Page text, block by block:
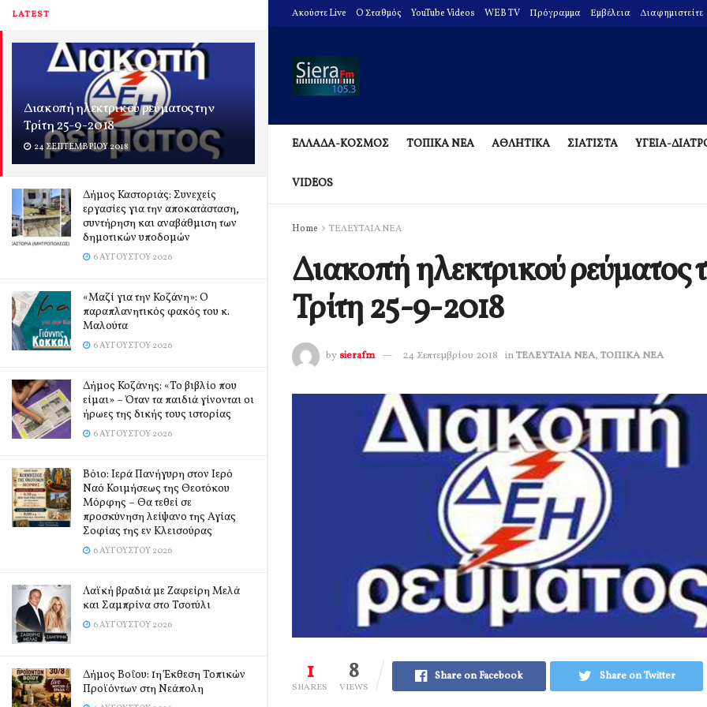
LATEST
Διακοπή ηλεκτρικού ρεύματος την
Τρίτη 25-9-2018
24 ΣΕΠΤΕΜΒΡΊΟΥ 2018
Δήμος Καστοριάς: Συνεχείς
εργασίες για την αποκατάσταση,
συντήρηση και αναβάθμιση των
δημοτικών υποδομών
6 ΑΥΓΟΎΣΤΟΥ 2026
«Μαζί για την Κοζάνη»: Ο
παραπλανητικός φακός του κ.
Μαλούτα
6 ΑΥΓΟΎΣΤΟΥ 2026
Δήμος Κοζάνης: «Το βιβλίο που
είμαι» – Όταν τα παιδιά γίνονται οι
ήρωες της δικής τους ιστορίας
6 ΑΥΓΟΎΣΤΟΥ 2026
Βόιο: Ιερά Πανήγυρη στον Ιερό
Ναό Κοιμήσεως της Θεοτόκου
Μόρφης – Θα τεθεί σε
προσκύνηση λείψανο της Αγίας
Σοφίας της εν Κλεισούρας
6 ΑΥΓΟΎΣΤΟΥ 2026
Λαϊκή βραδιά με Ζαφείρη Μελά
και Σαμπρίνα στο Τσοτύλι
6 ΑΥΓΟΎΣΤΟΥ 2026
Δήμος Βοΐου: 1η Έκθεση Τοπικών
Προϊόντων στη Νεάπολη
Ακούστε Live O Σταθμός YouTube Videos WEB TV Πρόγραμμα Εμβέλεια Διαφημιστείτε
ΕΛΛΑΔΑ-ΚΟΣΜΟΣ ΤΟΠΙΚΑ ΝΕΑ ΑΘΛΗΤΙΚΑ ΣΙΑΤΙΣΤΑ ΥΓΕΙΑ-
VIDEOS
Home ΤΕΛΕΥΤΑΙΑ ΝΕΑ
Διακοπή ηλεκτρικού ρεύματος
Τρίτη 25-9-2018
by sierafm 24 Σεπτεμβρίου 2018 inΤΕΛΕΥΤΑΙΑ ΝΕΑ, ΤΟΠΙΚΑ ΝΕΑ
1
SHARES
8
VIEWS
Share on Facebook Share on Twitter